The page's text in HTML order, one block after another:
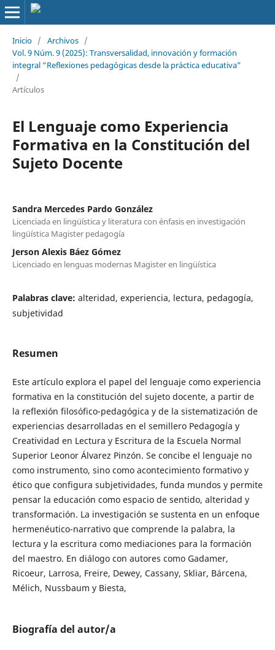
Inicio / Archivos /
Vol. 9 Núm. 9 (2025): Transversalidad, innovación y formación
integral “Reflexiones pedagógicas desde la práctica educativa”
/
Artículos
El Lenguaje como Experiencia
Formativa en la Constitución del
Sujeto Docente
Sandra Mercedes Pardo González
Licenciada en lingüística y literatura con énfasis en investigación
lingüística Magister pedagogía
Jerson Alexis Báez Gómez
Licenciado en lenguas modernas Magister en lingüística
Palabras clave: alteridad, experiencia, lectura, pedagogía,
subjetividad
Resumen
Este artículo explora el papel del lenguaje como experiencia
formativa en la constitución del sujeto docente, a partir de
la reflexión filosófico-pedagógica y de la sistematización de
experiencias desarrolladas en el semillero Pedagogía y
Creatividad en Lectura y Escritura de la Escuela Normal
Superior Leonor Álvarez Pinzón. Se concibe el lenguaje no
como instrumento, sino como acontecimiento formativo y
ético que configura subjetividades, funda mundos y permite
pensar la educación como espacio de sentido, alteridad y
transformación. La investigación se sustenta en un enfoque
hermenéutico-narrativo que comprende la palabra, la
lectura y la escritura como mediaciones para la formación
del maestro. En diálogo con autores como Gadamer,
Ricoeur, Larrosa, Freire, Dewey, Cassany, Skliar, Bárcena,
Mélich, Nussbaum y Biesta,
Biografía del autor/a